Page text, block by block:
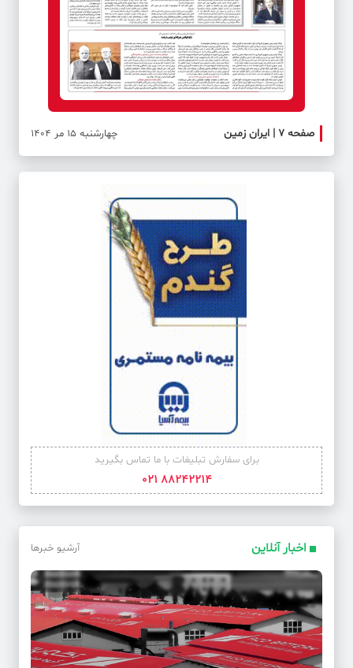
صفحه ۷ | ایران زمین چهارشنبه 15 مر 1404
برای سفارش تبلیغات با ما تماس بگیرید
88242214 021
اخبار آنلاین آرشیو خبرها